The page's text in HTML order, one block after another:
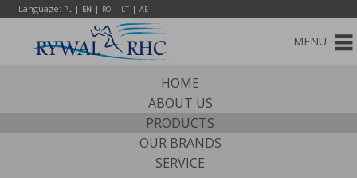
Language: PL | EN | RO | LT | AE
MENU
HOME
ABOUT US
PRODUCTS
OUR BRANDS
SERVICE